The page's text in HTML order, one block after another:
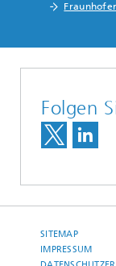
Folgen
SITEMAP
IMPRESSUM